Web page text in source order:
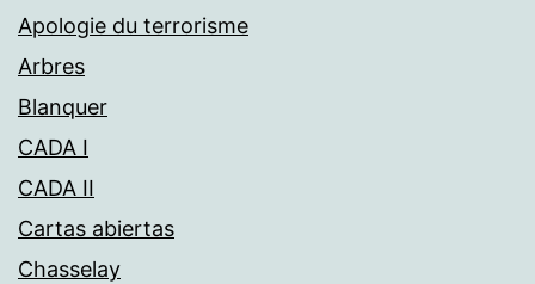
Apologie du terrorisme
Arbres
Blanquer
CADA I
CADA II
Cartas abiertas
Chasselay